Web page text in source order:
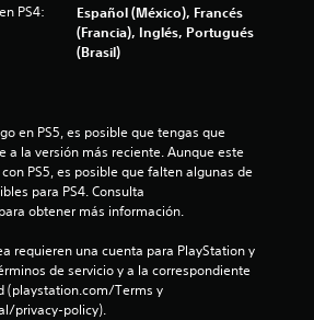
i
o
t
PS4:
Español (México), Francés
(Francia), Inglés, Portugués
(Brasil)
en PS5, es posible que tengas que
a la versión más reciente. Aunque este
PS5, es posible que falten algunas de
para PS4. Consulta
obtener más información.
requieren una cuenta para PlayStation y
de servicio y a la correspondiente
(playstation.com/Terms y
privacy-policy).